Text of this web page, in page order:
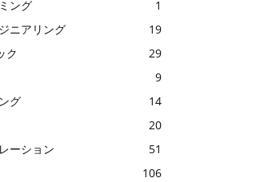
ング
1
ニアリング
19
ク
29
9
グ
14
20
ーション
51
106